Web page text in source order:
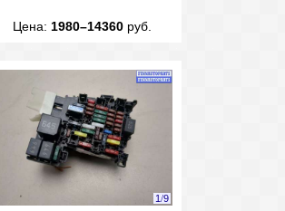
Цена: 1980–14360руб.
1/9